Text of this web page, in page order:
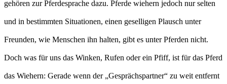
gehören zur Pferdesprache dazu. Pferde wiehern jedoch nur selten
und in bestimmten Situationen, einen geselligen Plausch unter
Freunden, wie Menschen ihn halten, gibt es unter Pferden nicht.
Doch was für uns das Winken, Rufen oder ein Pfiff, ist für das Pferd
das Wiehern: Gerade wenn der „Gesprächspartner“ zu weit entfernt